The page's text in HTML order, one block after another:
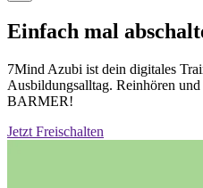
Einfach mal
7Mind Azubi ist dein digitales
Ausbildungsalltag. Reinhören
BARMER!
Jetzt Freischalten